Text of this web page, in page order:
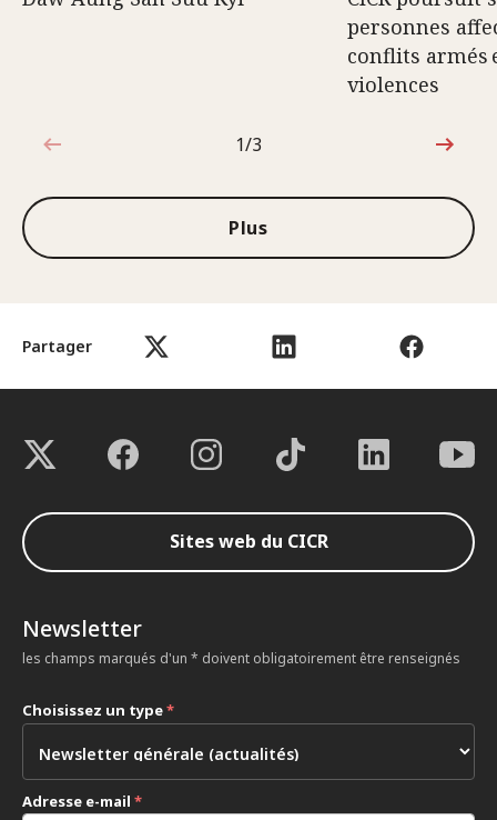
Partager
personnes
conflits armés
violences
1sur3
1/3
Plus
Sites web du CICR
Newsletter
les champs marqués d'un * doivent obligatoirement être renseignés
Choisissez un type*
Adresse e-mail *